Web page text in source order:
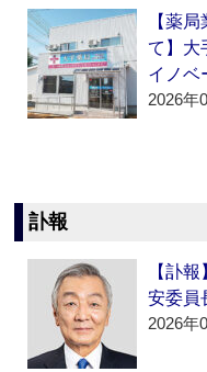
【薬
て】大
イノベ
2026年
訃報
【訃
安委員
2026年